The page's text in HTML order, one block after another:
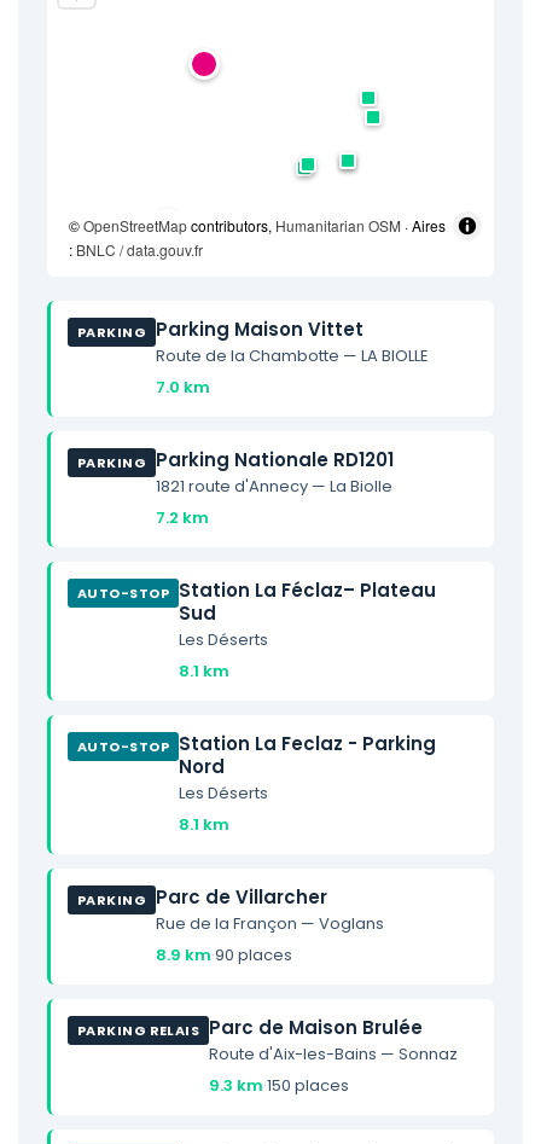
©OpenStreetMapcontributors, Humanitarian OSM · Aires
: BNLC / data.gouv.fr
PARKING Parking Maison Vittet
Route de la Chambotte — LA BIOLLE
7.0 km
PARKING Parking Nationale RD1201
1821 route d'Annecy — La Biolle
7.2 km
AUTO-STOP Station La Féclaz– Plateau
Sud
Les Déserts
8.1 km
AUTO-STOP Station La Feclaz - Parking
Nord
Les Déserts
8.1 km
PARKING Parc de Villarcher
Rue de la Françon — Voglans
8.9 km·90 places
PARKING RELAIS Parc de Maison Brulée
Route d'Aix-les-Bains — Sonnaz
9.3 km·150 places